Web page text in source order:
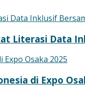
Literasi Data
di Expo